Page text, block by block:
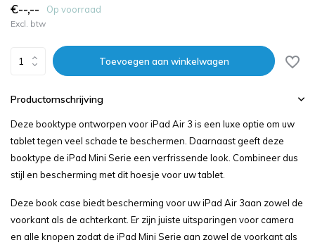
€--,-- Op voorraad
Excl. btw
Toevoegen aan winkelwagen
Productomschrijving
Deze booktype ontworpen voor iPad Air 3 is een luxe optie om uw
tablet tegen veel schade te beschermen. Daarnaast geeft deze
booktype de iPad Mini Serie een verfrissende look. Combineer dus
stijl en bescherming met dit hoesje voor uw tablet.
Deze book case biedt bescherming voor uw iPad Air 3aan zowel de
voorkant als de achterkant. Er zijn juiste uitsparingen voor camera
en alle knopen zodat de iPad Mini Serie aan zowel de voorkant als